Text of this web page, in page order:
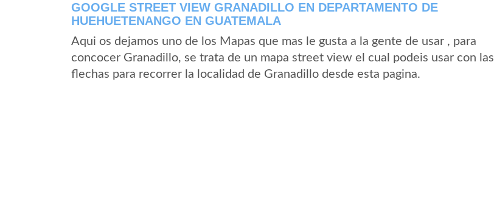
GOOGLE STREET VIEW GRANADILLO EN DEPARTAMENTO DE
HUEHUETENANGO EN GUATEMALA
Aqui os dejamos uno de los Mapas que mas le gusta a la gente de usar , para
concocer Granadillo, se trata de un mapa street view el cual podeis usar con las
flechas para recorrer la localidad de Granadillo desde esta pagina.